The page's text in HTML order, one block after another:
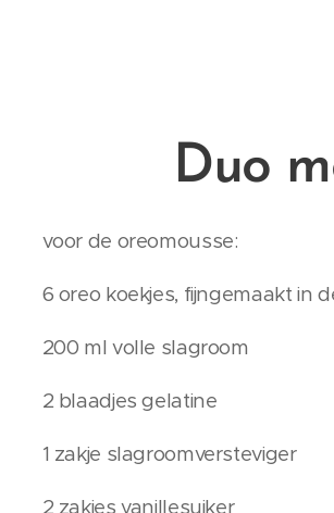
Duo
voor de oreomousse:
6 oreo koekjes, fijngemaakt in
200 ml volle slagroom
2 blaadjes gelatine
1 zakje slagroomversteviger
2 zakjes vanillesuiker